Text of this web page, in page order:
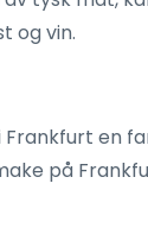
og vin.
en
på